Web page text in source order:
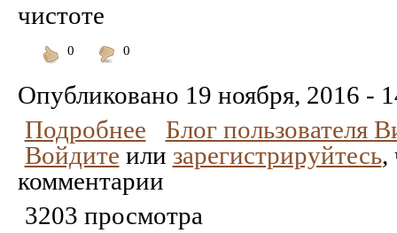
чистоте
0
0
Опубликовано 19 ноября, 2016 -
Подробнее
Блог пользователя
Войдите или зарегистрируйтесь,
комментарии
3203 просмотра